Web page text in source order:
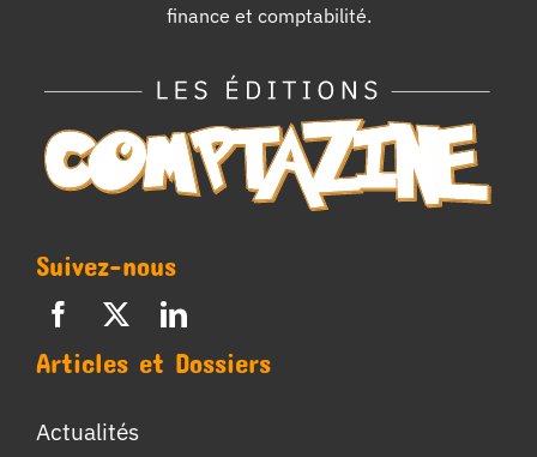
finance et comptabilité.
Suivez-nous
Articles et Dossiers
Actualités